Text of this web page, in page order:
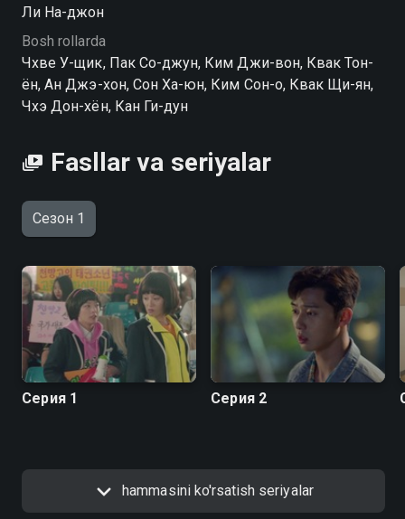
Ли На-джон
Bosh rollarda
Чхве У-щик, Пак Со-джун, Ким Джи-вон, Квак Тон-
ён, Ан Джэ-хон, Сон Ха-юн, Ким Сон-о, Квак Щи-ян,
Чхэ Дон-хён, Кан Ги-дун
Fasllar va seriyalar
Сезон 1
Серия 1 Серия 2
hammasini ko'rsatish seriyalar